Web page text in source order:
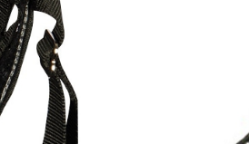
ook wel graaskorf genoemd.
uitsparing waardoor er
kan worden
de neus is deze graasmasker
worden